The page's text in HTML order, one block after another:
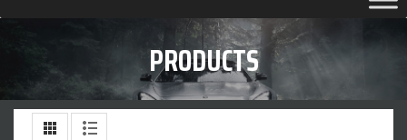
PRODUCTS